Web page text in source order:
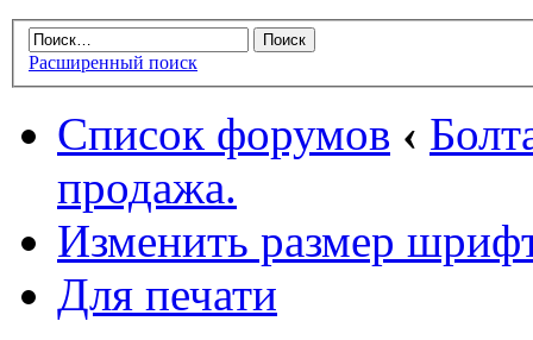
Расширенный поиск
Список форумов ‹
продажа.
Изменить размер
Для печати